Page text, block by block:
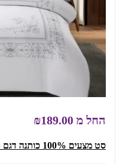
החל מ ₪189.00
סט מצעים 100% כותנה דגם רויאל